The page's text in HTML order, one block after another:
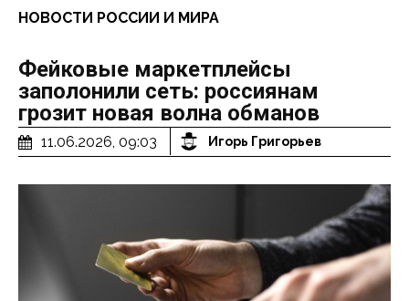
НОВОСТИ РОССИИ И МИРА
Фейковые маркетплейсы
заполонили сеть: россиянам
грозит новая волна обманов
11.06.2026, 09:03 Игорь Григорьев